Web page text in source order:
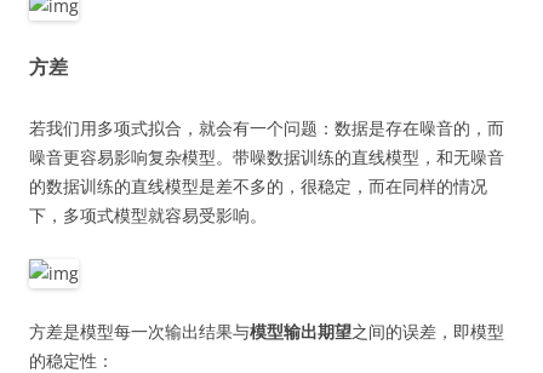
方差
若我们用多项式拟合，就会有一个问题：数据是存在噪音的，而
噪音更容易影响复杂模型。带噪数据训练的直线模型，和无噪音
的数据训练的直线模型是差不多的，很稳定，而在同样的情况
下，多项式模型就容易受影响。
方差是模型每一次输出结果与模型输出期望之间的误差，即模型
的稳定性：